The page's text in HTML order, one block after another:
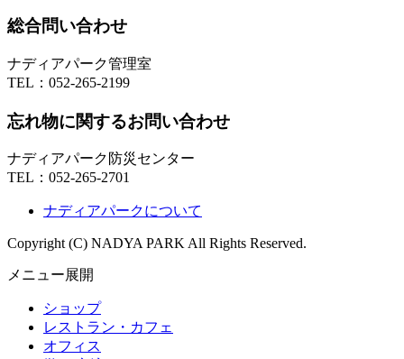
総合問い合わせ
ナディアパーク管理室
TEL： 052-265-2199
忘れ物に関するお問い合わせ
ナディアパーク防災センター
TEL： 052-265-2701
ナディアパークについて
Copyright (C) NADYA PARK All Rights Reserved.
メニュー展開
ショップ
レストラン・カフェ
オフィス